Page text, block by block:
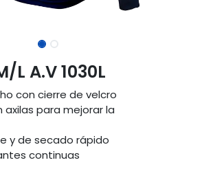
L A.V 1030L
con cierre de velcro
axilas para mejorar la
y de secado rápido
continuas